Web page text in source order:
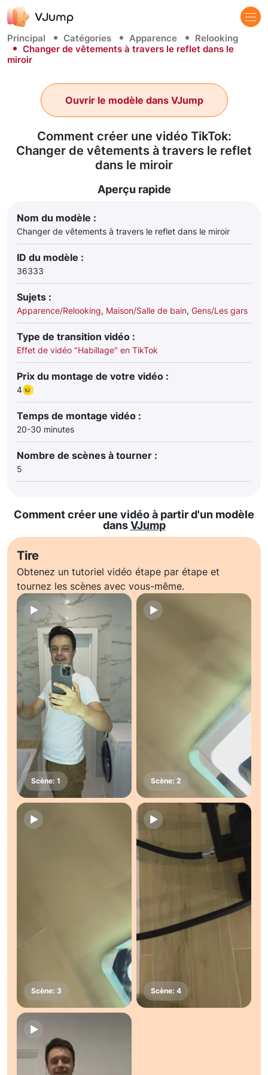
Principal Catégories Apparence
Relooking
Changer de vêtements à travers le reflet dans le
miroir
Comment créer une vidéo TikTok:
Changer de vêtements à travers le reflet
dans le miroir
Ouvrir le modèle dans VJump
Aperçu rapide
Nom du modèle :
Changer de vêtements à travers le reflet dans le miroir
ID du modèle :
36333
Sujets :
Apparence/Relooking, Maison/Salle de bain, Gens/Les gars
Type de transition vidéo :
Effet de vidéo "Habillage" en TikTok
Prix du montage de votre vidéo :
4
Temps de montage vidéo :
20-30 minutes
Nombre de scènes à tourner :
5
Comment créer une vidéo à partir d'un modèle
dansVJump
Tire
Obtenez un tutoriel vidéo étape par étape et
tournez les scènes avec vous-même.